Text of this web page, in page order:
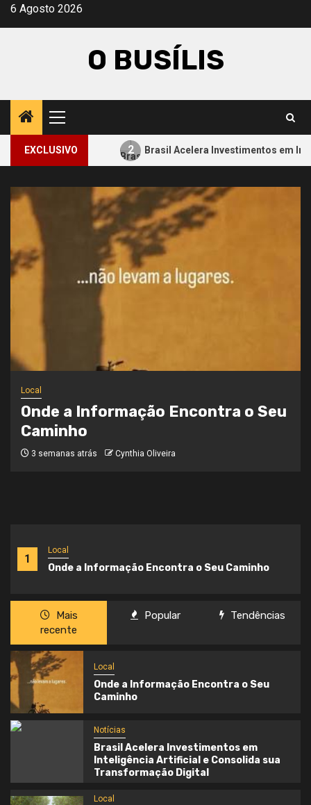
Avançar
6 Agosto 2026
O BUSÍLIS
Menu
principal
EXCLUSIVO
2 Brasil Acelera Investimentos em Inteligência
1
Local
Onde a Informação Encontra o Seu Caminho
Notícias
Brasil Acelera Investimentos em
Inteligência Artificial e Consolida
sua Transformação Digital
Mais
recente
Popular Tendências
Local
Onde a Informação Encontra o Seu
Caminho
Notícias
Brasil Acelera Investimentos em
Inteligência Artificial e Consolida sua
Transformação Digital
Local